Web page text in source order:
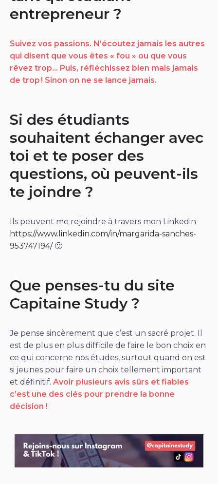
entrepreneur ?
Suivez vos passions. N’écoutez jamais les autres
qui disent que vous êtes « fou » ou que vous
rêvez trop… Puis, réfléchissez bien mais jamais
de trop ! Sinon on ne se lance jamais.
Si des étudiants
souhaitent échanger avec
toi et te poser des
questions, où peuvent-ils
te joindre ?
Ils peuvent me rejoindre à travers mon Linkedin
https://www.linkedin.com/in/margarida-sanches-
953747194/🙂
Que penses-tu du site
Capitaine Study ?
Je pense sincèrement que c’est un sacré projet. Il
est de plus en plus difficile de faire le bon choix en
ce qui concerne nos études, surtout quand on est
si jeunes pour faire un choix tellement important
et définitif. Avoir plusieurs avis sûrs et fiables
c’est une des clés pour prendre la bonne
décision !